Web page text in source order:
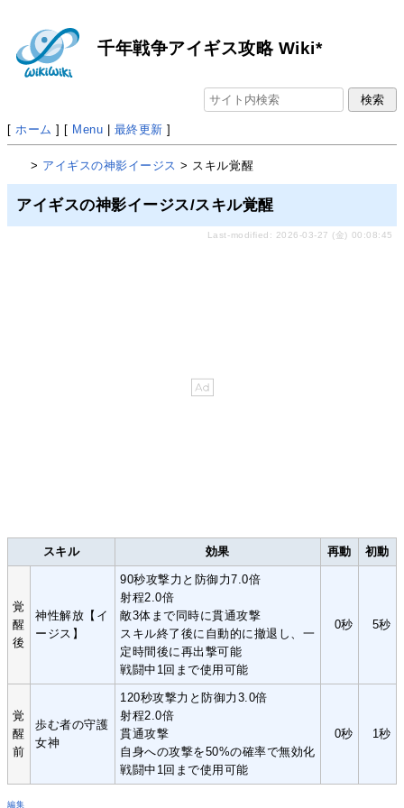
千年戦争アイギス攻略 Wiki*
[ ホーム ] [ Menu | 最終更新 ]
> アイギスの神影イージス > スキル覚醒
アイギスの神影イージス/スキル覚醒
Last-modified: 2026-03-27 (金) 00:08:45
スキル 効果 再動 初動
覚
醒
後
神性解放【イ
ージス】
90秒攻撃力と防御力7.0倍
射程2.0倍
敵3体まで同時に貫通攻撃
スキル終了後に自動的に撤退し、一
定時間後に再出撃可能
戦闘中1回まで使用可能
0秒 5秒
覚
醒
前
歩む者の守護
女神
120秒攻撃力と防御力3.0倍
射程2.0倍
貫通攻撃
自身への攻撃を50%の確率で無効化
戦闘中1回まで使用可能
0秒 1秒
編集